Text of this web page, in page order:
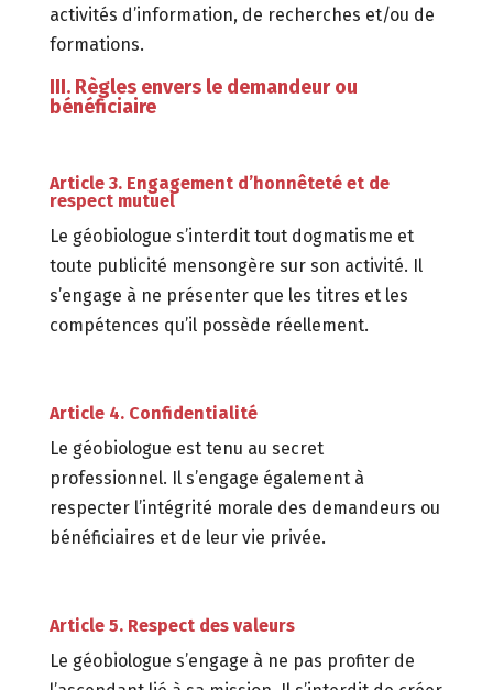
activités d’information, de recherches et/ou de
formations.
III. Règles envers le demandeur ou
bénéficiaire
Article 3. Engagement d’honnêteté et de
respect mutuel
Le géobiologue s’interdit tout dogmatisme et
toute publicité mensongère sur son activité. Il
s’engage à ne présenter que les titres et les
compétences qu’il possède réellement.
Article 4. Confidentialité
Le géobiologue est tenu au secret
professionnel. Il s’engage également à
respecter l’intégrité morale des demandeurs ou
bénéficiaires et de leur vie privée.
Article 5. Respect des valeurs
Le géobiologue s’engage à ne pas profiter de